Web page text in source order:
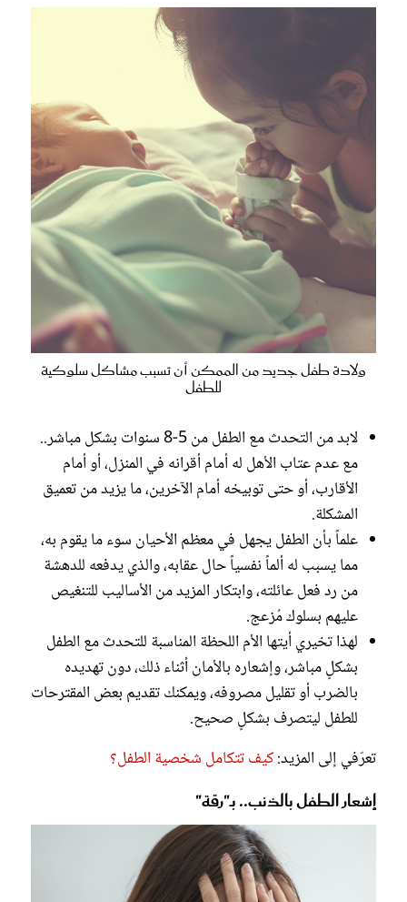
ولادة طفل جديد من الممكن أن تسبب مشاكل سلوكية
للطفل
لابد من التحدث مع الطفل من 5-8 سنوات بشكل مباشر..
مع عدم عتاب الأهل له أمام أقرانه في المنزل، أو أمام
الأقارب، أو حتى توبيخه أمام الآخرين، ما يزيد من تعميق
المشكلة.
علماً بأن الطفل يجهل في معظم الأحيان سوء ما يقوم به،
مما يسبب له ألماً نفسياً حال عقابه، والذي يدفعه للدهشة
من رد فعل عائلته، وابتكار المزيد من الأساليب للتنغيص
عليهم بسلوك مُزعج.
لهذا تخيري أيتها الأم اللحظة المناسبة للتحدث مع الطفل
بشكلٍ مباشر، وإشعاره بالأمان أثناء ذلك، دون تهديده
بالضرب أو تقليل مصروفه، ويمكنك تقديم بعض المقترحات
للطفل ليتصرف بشكلٍ صحيح.
تعرّفي إلى المزيد:كيف تتكامل شخصية الطفل؟
إشعار الطفل بالذنب.. بـ"رقة"